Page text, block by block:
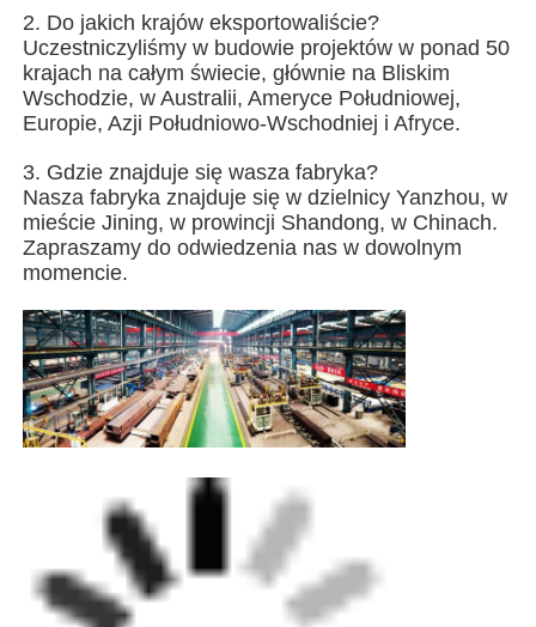
2. Do jakich krajów eksportowaliście?
Uczestniczyliśmy w budowie projektów w ponad 50
krajach na całym świecie, głównie na Bliskim
Wschodzie, w Australii, Ameryce Południowej,
Europie, Azji Południowo-Wschodniej i Afryce.
3. Gdzie znajduje się wasza fabryka?
Nasza fabryka znajduje się w dzielnicy Yanzhou, w
mieście Jining, w prowincji Shandong, w Chinach.
Zapraszamy do odwiedzenia nas w dowolnym
momencie.